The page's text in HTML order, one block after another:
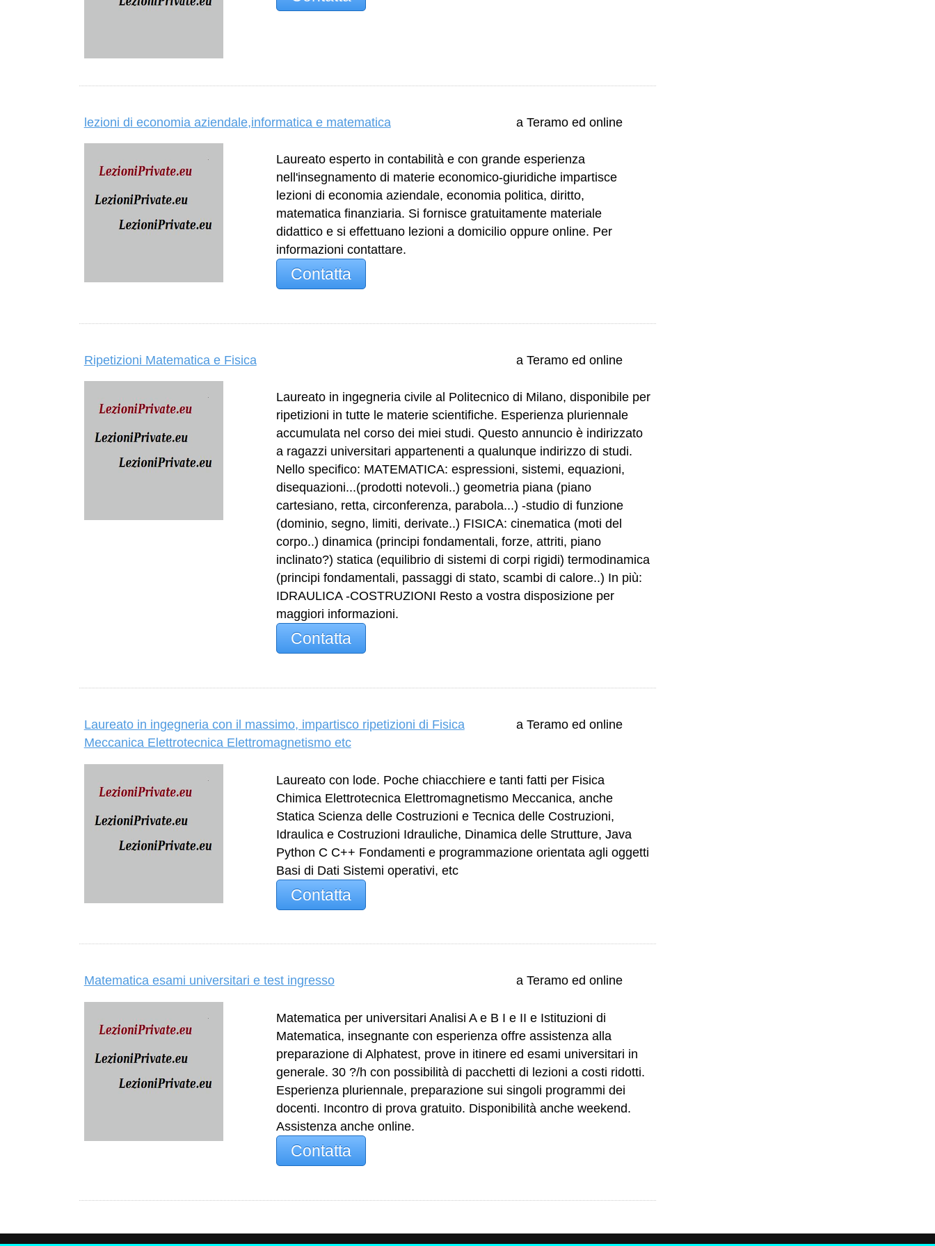
lezioni di economia aziendale,informatica e matematica a Teramo ed online
Laureato esperto in contabilità e con grande esperienza
nell'insegnamento di materie economico-giuridiche impartisce
lezioni di economia aziendale, economia politica, diritto,
matematica finanziaria. Si fornisce gratuitamente materiale
didattico e si effettuano lezioni a domicilio oppure online. Per
informazioni contattare.
Contatta
Ripetizioni Matematica e Fisica a Teramo ed online
Laureato in ingegneria civile al Politecnico di Milano, disponibile per
ripetizioni in tutte le materie scientifiche. Esperienza pluriennale
accumulata nel corso dei miei studi. Questo annuncio è indirizzato
a ragazzi universitari appartenenti a qualunque indirizzo di studi.
Nello specifico: MATEMATICA: espressioni, sistemi, equazioni,
disequazioni...(prodotti notevoli..) geometria piana (piano
cartesiano, retta, circonferenza, parabola...) -studio di funzione
(dominio, segno, limiti, derivate..) FISICA: cinematica (moti del
corpo..) dinamica (principi fondamentali, forze, attriti, piano
inclinato?) statica (equilibrio di sistemi di corpi rigidi) termodinamica
(principi fondamentali, passaggi di stato, scambi di calore..) In più:
IDRAULICA -COSTRUZIONI Resto a vostra disposizione per
maggiori informazioni.
Contatta
Laureato in ingegneria con il massimo, impartisco ripetizioni di Fisica
Meccanica Elettrotecnica Elettromagnetismo etc
a Teramo ed online
Laureato con lode. Poche chiacchiere e tanti fatti per Fisica
Chimica Elettrotecnica Elettromagnetismo Meccanica, anche
Statica Scienza delle Costruzioni e Tecnica delle Costruzioni,
Idraulica e Costruzioni Idrauliche, Dinamica delle Strutture, Java
Python C C++ Fondamenti e programmazione orientata agli oggetti
Basi di Dati Sistemi operativi, etc
Contatta
Matematica esami universitari e test ingresso a Teramo ed online
Matematica per universitari Analisi A e B I e II e Istituzioni di
Matematica, insegnante con esperienza offre assistenza alla
preparazione di Alphatest, prove in itinere ed esami universitari in
generale. 30 ?/h con possibilità di pacchetti di lezioni a costi ridotti.
Esperienza pluriennale, preparazione sui singoli programmi dei
docenti. Incontro di prova gratuito. Disponibilità anche weekend.
Assistenza anche online.
Contatta